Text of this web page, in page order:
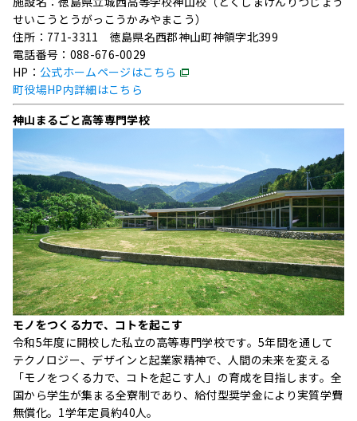
せいこうとうがっこうかみやまこう）
住所：771-3311 徳島県名西郡神山町神領字北399
電話番号：088-676-0029
HP： 公式ホームページはこちら
町役場HP内詳細はこちら
神山まるごと高等専門学校
モノをつくる力で、コトを起こす
令和5年度に開校した私立の高等専門学校です。5年間を通して
テクノロジー、デザインと起業家精神で、人間の未来を変える
「モノをつくる力で、コトを起こす人」の育成を目指します。全
国から学生が集まる全寮制であり、給付型奨学金により実質学費
無償化。1学年定員約40人。